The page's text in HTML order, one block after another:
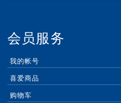
会员服务
我的帐号
喜爱商品
购物车